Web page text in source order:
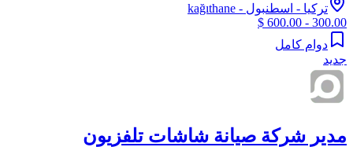
تركيا - اسطنبول - kağıthane
300.00 - 600.00 $
دوام كامل
جديد
مدير شركة صيانة شاشات تلفزيون